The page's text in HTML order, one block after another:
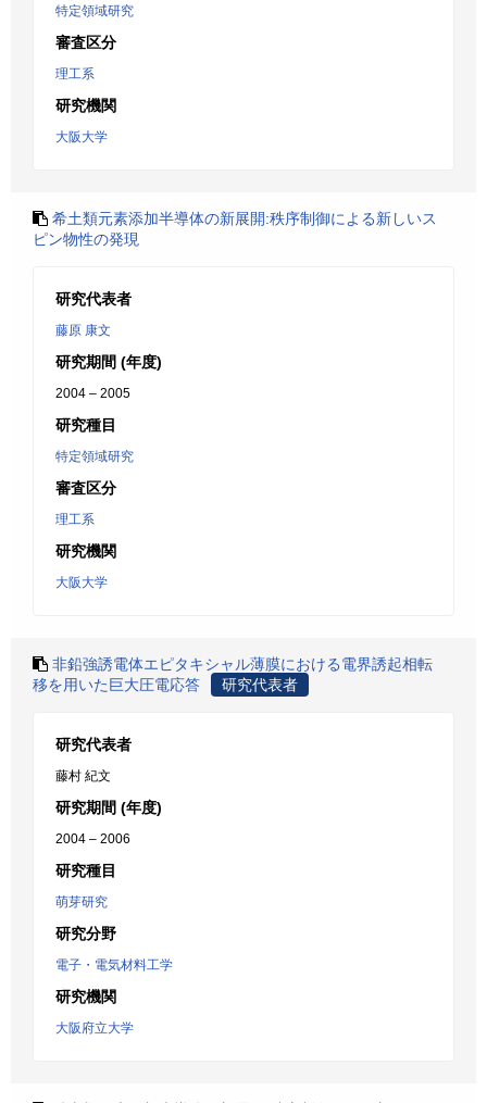
特定領域研究
審査区分
理工系
研究機関
大阪大学
希土類元素添加半導体の新展開:秩序制御による新しいス
ピン物性の発現
研究代表者
藤原 康文
研究期間 (年度)
2004 – 2005
研究種目
特定領域研究
審査区分
理工系
研究機関
大阪大学
非鉛強誘電体エピタキシャル薄膜における電界誘起相転
移を用いた巨大圧電応答
研究代表者
研究代表者
藤村 紀文
研究期間 (年度)
2004 – 2006
研究種目
萌芽研究
研究分野
電子・電気材料工学
研究機関
大阪府立大学